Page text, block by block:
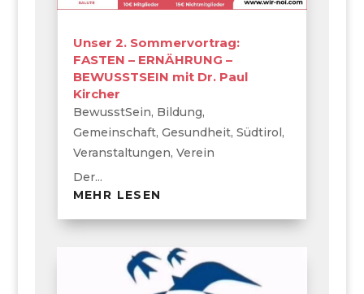
Unser 2. Sommervortrag:
FASTEN – ERNÄHRUNG –
BEWUSSTSEIN mit Dr. Paul
Kircher
BewusstSein, Bildung,
Gemeinschaft, Gesundheit, Südtirol,
Veranstaltungen, Verein
Der...
MEHR LESEN